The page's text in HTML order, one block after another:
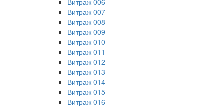
Витраж 006
Витраж 007
Витраж 008
Витраж 009
Витраж 010
Витраж 011
Витраж 012
Витраж 013
Витраж 014
Витраж 015
Витраж 016